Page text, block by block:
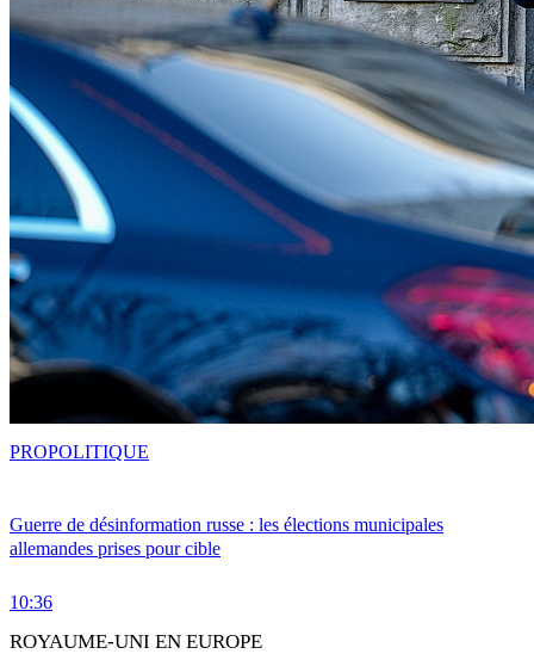
Guerre de désinformation russe : les élections municipales
allemandes prises pour cible
10:36
PROPOLITIQUE
ROYAUME-UNI EN EUROPE